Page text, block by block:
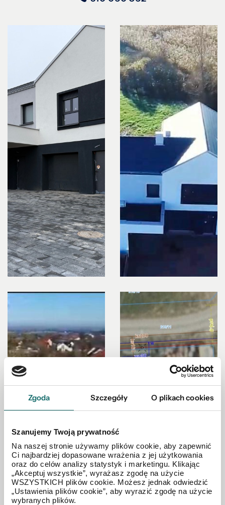
Zgoda Szczegóły O plikach cookies
Szanujemy Twoją prywatność
Na naszej stronie używamy plików cookie, aby zapewnić
Ci najbardziej dopasowane wrażenia z jej użytkowania
oraz do celów analizy statystyk i marketingu. Klikając
„Akceptuj wszystkie”, wyrażasz zgodę na użycie
WSZYSTKICH plików cookie. Możesz jednak odwiedzić
„Ustawienia plików cookie”, aby wyrazić zgodę na użycie
wybranych plików.